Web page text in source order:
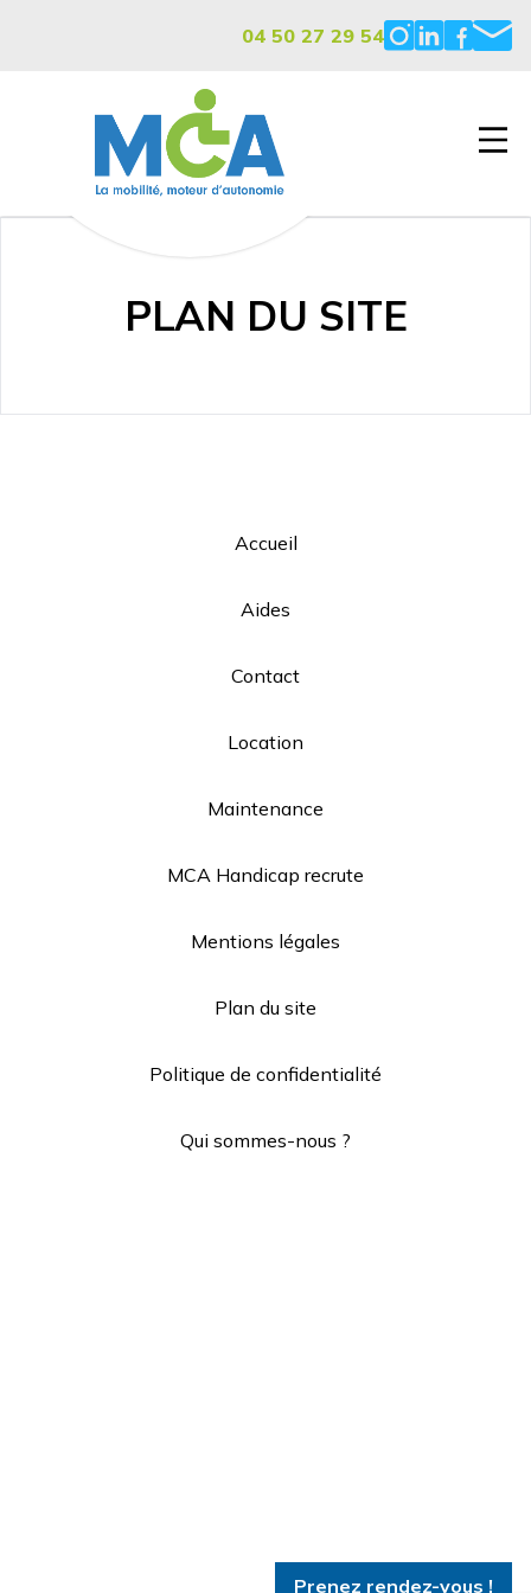
Prenez rendez-vous !
04 50 27 29 54
PLAN DU SITE
Accueil
Aides
Contact
Location
Maintenance
MCA Handicap recrute
Mentions légales
Plan du site
Politique de confidentialité
Qui sommes-nous ?